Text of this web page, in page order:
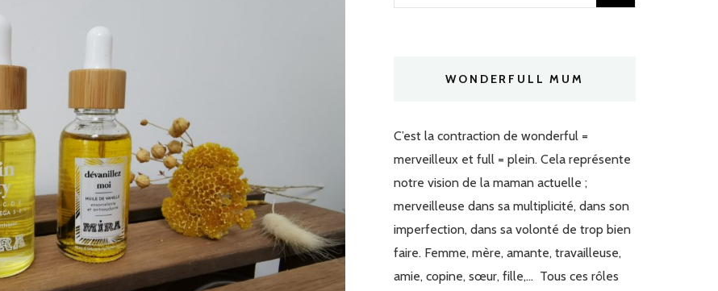
WONDERFULL MUM
C’est la contraction de wonderful =
merveilleux et full = plein. Cela représente
notre vision de la maman actuelle ;
merveilleuse dans sa multiplicité, dans son
imperfection, dans sa volonté de trop bien
faire. Femme, mère, amante, travailleuse,
amie, copine, sœur, fille,… Tous ces rôles